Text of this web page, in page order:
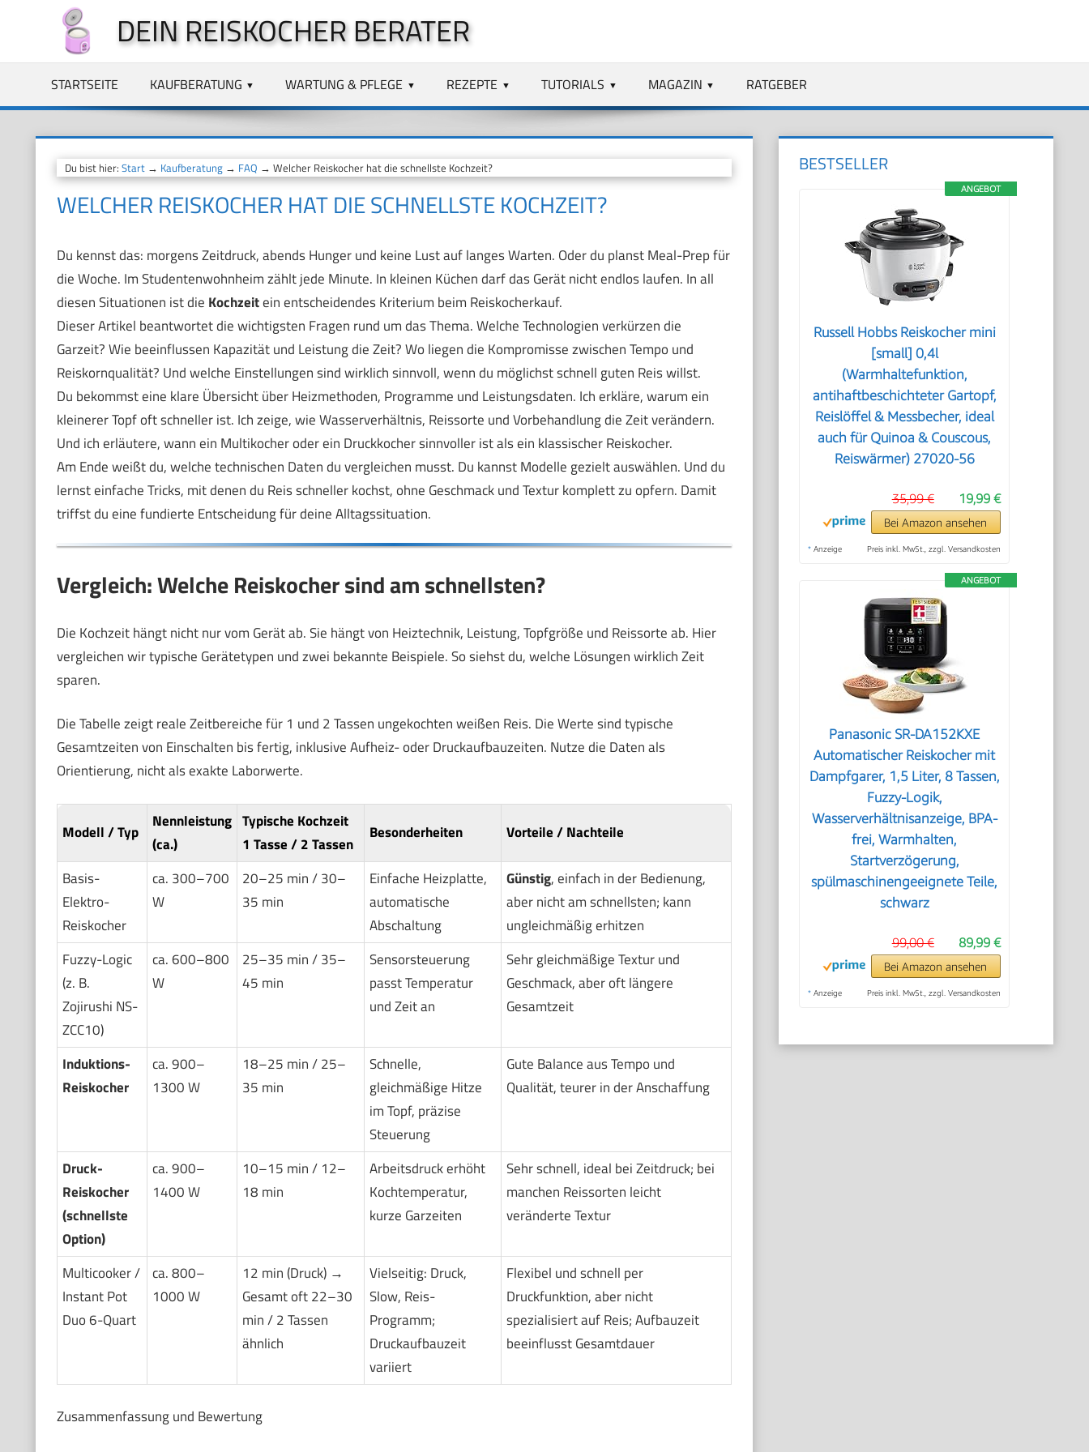
springen
DEIN REISKOCHER BERATER
STARTSEITE KAUFBERATUNG WARTUNG & PFLEGE REZEPTE TUTORIALS MAGAZIN RATGEBER
Du bist hier: Start→ Kaufberatung→ FAQ → Welcher Reiskocher hat die schnellste Kochzeit?
WELCHER REISKOCHER HAT DIE SCHNELLSTE KOCHZEIT?
Du kennst das: morgens Zeitdruck, abends Hunger und keine Lust auf langes Warten. Oder du planst Meal-Prep für
die Woche. Im Studentenwohnheim zählt jede Minute. In kleinen Küchen darf das Gerät nicht endlos laufen. In all
diesen Situationen ist die Kochzeitein entscheidendes Kriterium beim Reiskocherkauf.
Dieser Artikel beantwortet die wichtigsten Fragen rund um das Thema. Welche Technologien verkürzen die
Garzeit? Wie beeinflussen Kapazität und Leistung die Zeit? Wo liegen die Kompromisse zwischen Tempo und
Reiskornqualität? Und welche Einstellungen sind wirklich sinnvoll, wenn du möglichst schnell guten Reis willst.
Du bekommst eine klare Übersicht über Heizmethoden, Programme und Leistungsdaten. Ich erkläre, warum ein
kleinerer Topf oft schneller ist. Ich zeige, wie Wasserverhältnis, Reissorte und Vorbehandlung die Zeit verändern.
Und ich erläutere, wann ein Multikocher oder ein Druckkocher sinnvoller ist als ein klassischer Reiskocher.
Am Ende weißt du, welche technischen Daten du vergleichen musst. Du kannst Modelle gezielt auswählen. Und du
lernst einfache Tricks, mit denen du Reis schneller kochst, ohne Geschmack und Textur komplett zu opfern. Damit
triffst du eine fundierte Entscheidung für deine Alltagssituation.
Vergleich: Welche Reiskocher sind am schnellsten?
Die Kochzeit hängt nicht nur vom Gerät ab. Sie hängt von Heiztechnik, Leistung, Topfgröße und Reissorte ab. Hier
vergleichen wir typische Gerätetypen und zwei bekannte Beispiele. So siehst du, welche Lösungen wirklich Zeit
sparen.
Die Tabelle zeigt reale Zeitbereiche für 1 und 2 Tassen ungekochten weißen Reis. Die Werte sind typische
Gesamtzeiten von Einschalten bis fertig, inklusive Aufheiz- oder Druckaufbauzeiten. Nutze die Daten als
Orientierung, nicht als exakte Laborwerte.
Modell / Typ
Nennleistung
(ca.)
Typische Kochzeit
1 Tasse / 2 Tassen
Besonderheiten Vorteile / Nachteile
Basis-
Elektro-
Reiskocher
ca. 300–700
W
20–25 min / 30–
35 min
Einfache Heizplatte,
automatische
Abschaltung
Günstig, einfach in der Bedienung,
aber nicht am schnellsten; kann
ungleichmäßig erhitzen
Fuzzy-Logic
(z. B.
Zojirushi NS-
ZCC10)
ca. 600–800
W
25–35 min / 35–
45 min
Sensorsteuerung
passt Temperatur
und Zeit an
Sehr gleichmäßige Textur und
Geschmack, aber oft längere
Gesamtzeit
Induktions-
Reiskocher
ca. 900–
1300 W
18–25 min / 25–
35 min
Schnelle,
gleichmäßige Hitze
im Topf, präzise
Steuerung
Gute Balance aus Tempo und
Qualität, teurer in der Anschaffung
Druck-
Reiskocher
(schnellste
Option)
ca. 900–
1400 W
10–15 min / 12–
18 min
Arbeitsdruck erhöht
Kochtemperatur,
kurze Garzeiten
Sehr schnell, ideal bei Zeitdruck; bei
manchen Reissorten leicht
veränderte Textur
Multicooker /
Instant Pot
Duo 6-Quart
ca. 800–
1000 W
12 min (Druck) →
Gesamt oft 22–30
min / 2 Tassen
ähnlich
Vielseitig: Druck,
Slow, Reis-
Programm;
Druckaufbauzeit
variiert
Flexibel und schnell per
Druckfunktion, aber nicht
spezialisiert auf Reis; Aufbauzeit
beeinflusst Gesamtdauer
Zusammenfassung und Bewertung
BESTSELLER
ANGEBOT
Russell Hobbs Reiskocher mini
[small] 0,4l
(Warmhaltefunktion,
antihaftbeschichteter Gartopf,
Reislöffel & Messbecher, ideal
auch für Quinoa & Couscous,
Reiswärmer) 27020-56
19,99 €
35,99 €
Bei Amazon ansehen
* Anzeige Preis inkl. MwSt., zzgl. Versandkosten
ANGEBOT
Panasonic SR-DA152KXE
Automatischer Reiskocher mit
Dampfgarer, 1,5 Liter, 8 Tassen,
Fuzzy-Logik,
Wasserverhältnisanzeige, BPA-
frei, Warmhalten,
Startverzögerung,
spülmaschinengeeignete Teile,
schwarz
89,99 €
99,00 €
Bei Amazon ansehen
* Anzeige Preis inkl. MwSt., zzgl. Versandkosten